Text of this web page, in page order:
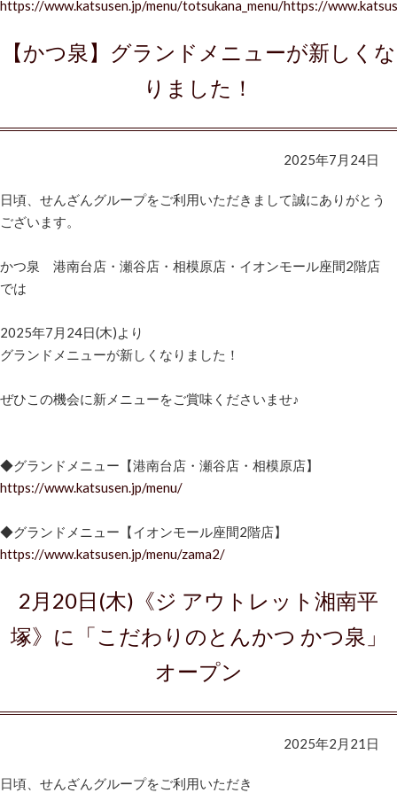
https://www.katsusen.jp/menu/totsukana_menu/https://
【かつ泉】グランドメニューが新しくな
りました！
2025年7月24日
日頃、せんざんグループをご利用いただきまして誠にありがとう
ございます。
かつ泉 港南台店・瀬谷店・相模原店・イオンモール座間2階店
では
2025年7月24日(木)より
グランドメニューが新しくなりました！
ぜひこの機会に新メニューをご賞味くださいませ♪
◆グランドメニュー【港南台店・瀬谷店・相模原店】
https://www.katsusen.jp/menu/
◆グランドメニュー【イオンモール座間2階店】
https://www.katsusen.jp/menu/zama2/
2月20日(木)《ジ アウトレット湘南平
塚》に「こだわりのとんかつ かつ泉」
オープン
2025年2月21日
日頃、せんざんグループをご利用いただき